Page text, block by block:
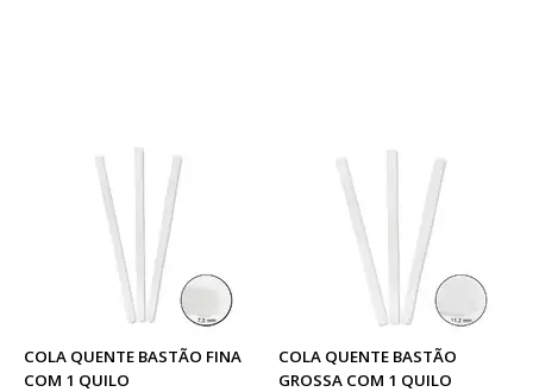
COLA QUENTE BASTÃO FINA
COM 1 QUILO
COLA QUENTE BASTÃO
GROSSA COM 1 QUILO